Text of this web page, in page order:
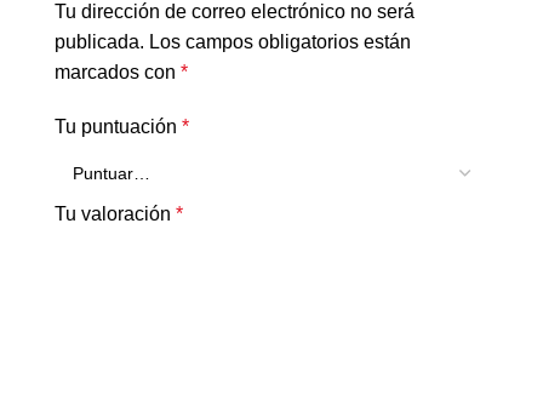
Tu dirección de correo electrónico no será
publicada. Los campos obligatorios están
marcados con *
Tu puntuación *
Tu valoración *